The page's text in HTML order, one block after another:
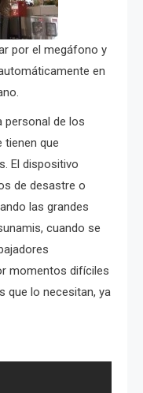
por el megáfono y
en
personal de los
tienen que
El dispositivo
de desastre o
las grandes
cuando se
momentos difíciles
que lo necesitan, ya